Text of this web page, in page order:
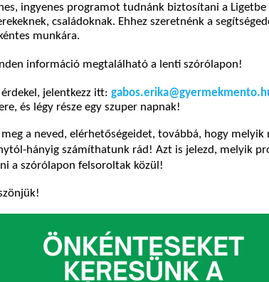
ingyenes programot tudnánk biztosítani a
családoknak. Ehhez szeretnénk a
munkára.
információ megtalálható a lenti szórólapon!
érdekel, jelentkezz itt:
és légy része egy szuper napnak!
meg a neved, elérhetőségeidet, továbbá, hogy
hányig számíthatunk rád! Azt is jelezd, melyik
a szórólapon felsoroltak közül!